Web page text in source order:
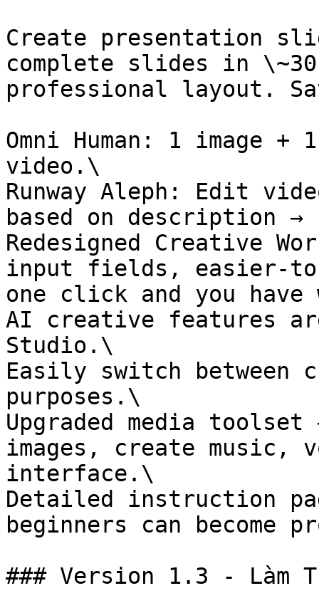
Create presentation
complete slides in
professional layout.
Omni Human: 1 image
video.\
Runway Aleph: Edit
based on description
Redesigned Creative
input fields, easier-to-
one click and you
AI creative features
Studio.\
Easily switch between
purposes.\
Upgraded media toolset
images, create music,
interface.\
Detailed instruction
beginners can become
### Version 1.3 - Làm